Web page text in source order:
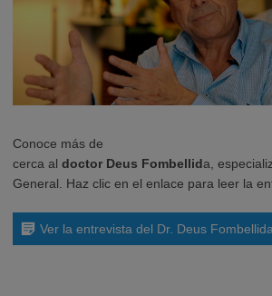
Conoce más de
cerca al doctor Deus Fombellida,
General. Haz clic en el enlace para leer la
Ver la entrevista del Dr. Deus Fombellida